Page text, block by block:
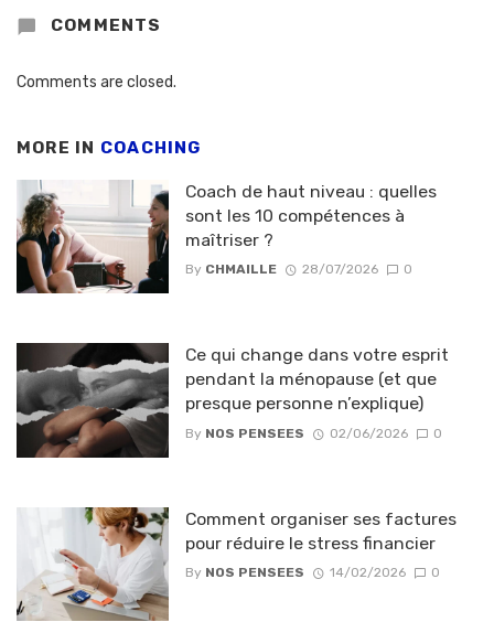
COMMENTS
Comments are closed.
MORE IN COACHING
Coach de haut niveau : quelles
sont les 10 compétences à
maîtriser ?
By CHMAILLE 28/07/2026 0
Ce qui change dans votre esprit
pendant la ménopause (et que
presque personne n’explique)
By NOS PENSEES 02/06/2026 0
Comment organiser ses factures
pour réduire le stress financier
By NOS PENSEES 14/02/2026 0